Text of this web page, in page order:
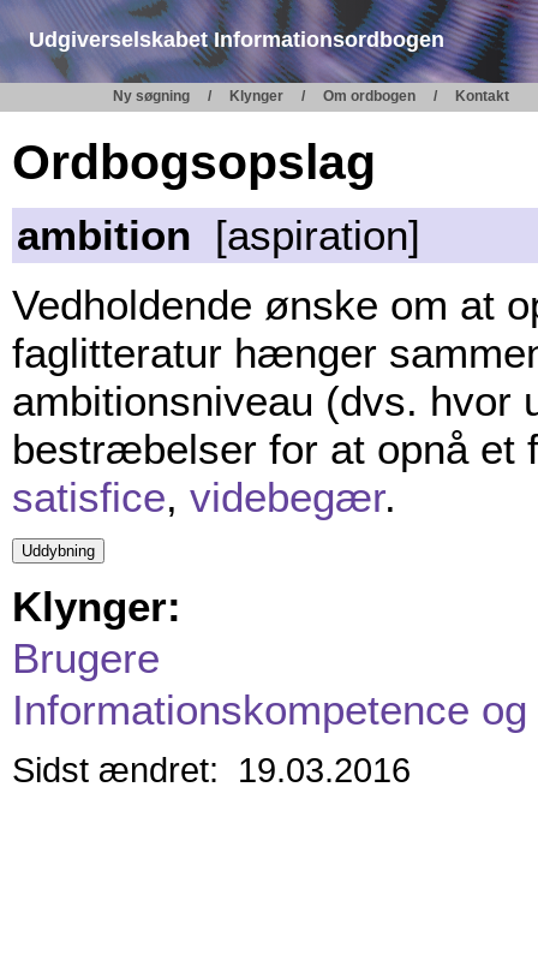
Udgiverselskabet Informationsordbogen
Ny søgning Klynger Om ordbogen Kontakt
Ordbogsopslag
ambition [aspiration]
Vedholdende ønske om at
faglitteratur hænger
ambitionsniveau (dvs. hvor
bestræbelser for at opnå et
satisfice, videbegær.
Klynger:
Brugere
Informationskompetence
Sidst ændret: 19.03.2016